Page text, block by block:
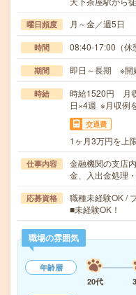
曜日頻度 月～金／週5日
時間 08:40-17:00（休
期間 即日～長期 ※開
時給
時給1520円 月
日×4週 ※月収例
交通費
1ヶ月3万円を上
仕事内容
金融機関の支店
金、入出金処理
応募資格
職種未経験OK /
■未経験OK！
職場の雰囲気
年齢層
20代